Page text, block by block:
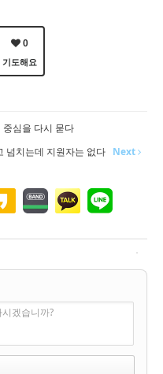
0
기도해요
심을 다시 묻다
넘치는데 지원자는 없다 Next
겠습니까?